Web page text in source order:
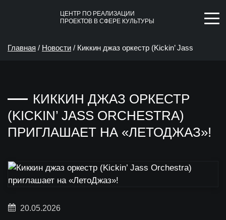
ЦЕНТР ПО РЕАЛИЗАЦИИ
ПРОЕКТОВ В СФЕРЕ КУЛЬТУРЫ
Главная / Новости / Киккин джаз оркестр (Kickin’ Jass
КИККИН ДЖАЗ ОРКЕСТР
(KICKIN’ JASS ORCHESTRA)
ПРИГЛАШАЕТ НА «ЛЕТОДЖАЗ»!
20.05.2026